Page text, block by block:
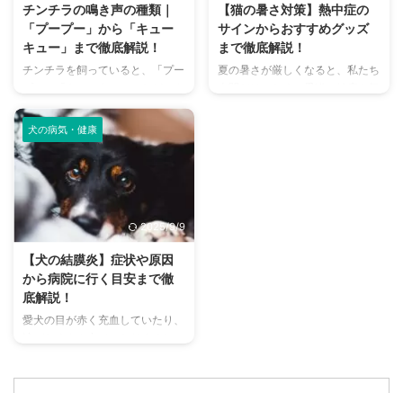
体、部屋など、場所別に具体的な
消臭対策を徹底的に解説します。
さらに、猫と飼い主さん両方にと
って快適な消臭グッズの選び方ま
の情報を網羅的にご紹介します。
今 ...
は、大阪府内にある人気のドッグ
ランを厳選し、料金、広さ、利用
条件、設備など、気になる情報を
網羅的に解説します。 さらに、
チンチラの鳴き声の種類｜
「プープー」から「キュー
キュー」まで徹底解説！
チンチラを飼っていると、「プー
まざまな鳴き声が聞こえてくるこ
とがありますよね。 チンチラは
犬や猫のように鳴き声で感情を表
現するため、その鳴き声の意味を
理解することは、愛チンチラとの
関係を深める上で非常に大切で
す。 この記事では、チンチラの
代表的な鳴き声の種類とその意味
鳴き声からわかるストレスや病気
のサイン、チンチラが鳴く理由を
理解して良好な関係を築くための
ヒントもご紹介します。 この記
ニ ...
【猫の暑さ対策】熱中症の
サインからおすすめグッズ
まで徹底解説！
夏の暑さが厳しくなると、私たち
る ...
犬の病気・健康
2025/9/9
【犬の結膜炎】症状や原因
から病院に行く目安まで徹
底解説！
愛犬の目が赤く充血していたり、